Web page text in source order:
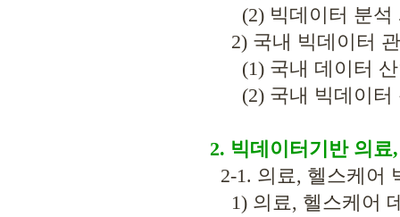
(2) 빅데이터 분석
2) 국내 빅데이터
(1) 국내 데이터 산
(2) 국내 빅데이터
2. 빅데이터기반 의
2-1. 의료, 헬스케어
1) 의료, 헬스케어